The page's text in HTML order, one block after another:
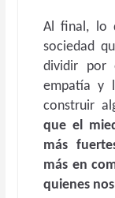
Al final, lo
sociedad
dividir por
empatía y
construir
que el
más
más en
quienes